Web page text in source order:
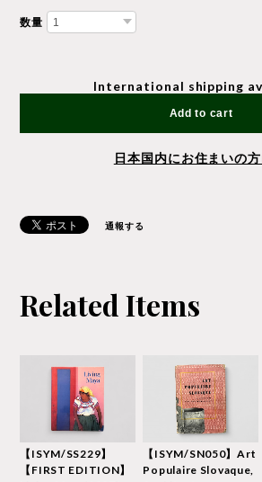
数量
International shipping
Add to cart
日本国内にお住まいの
通報する
Related Items
【ISYM/SS229】
【FIRST EDITION】
【ISYM/SN050】Art
Populaire Slovaque,